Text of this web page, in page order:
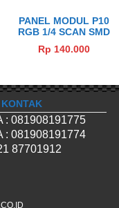
PANEL MODUL P10
RGB 1/4 SCAN SMD
3535
Rp 140.000
: 081908191775
: 081908191774
87701912